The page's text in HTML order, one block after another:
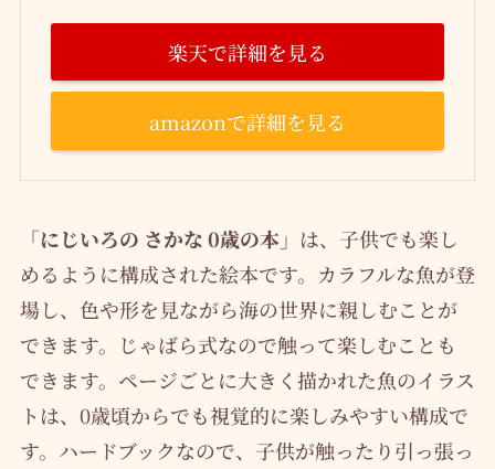
楽天で詳細を見る
amazonで詳細を見る
「にじいろの さかな 0歳の本」 は、子供でも楽し
めるように構成された絵本です。カラフルな魚が登
場し、色や形を見ながら海の世界に親しむことが
できます。じゃばら式なので触って楽しむことも
できます。ページごとに大きく描かれた魚のイラス
トは、0歳頃からでも視覚的に楽しみやすい構成で
す。ハードブックなので、子供が触ったり引っ張っ